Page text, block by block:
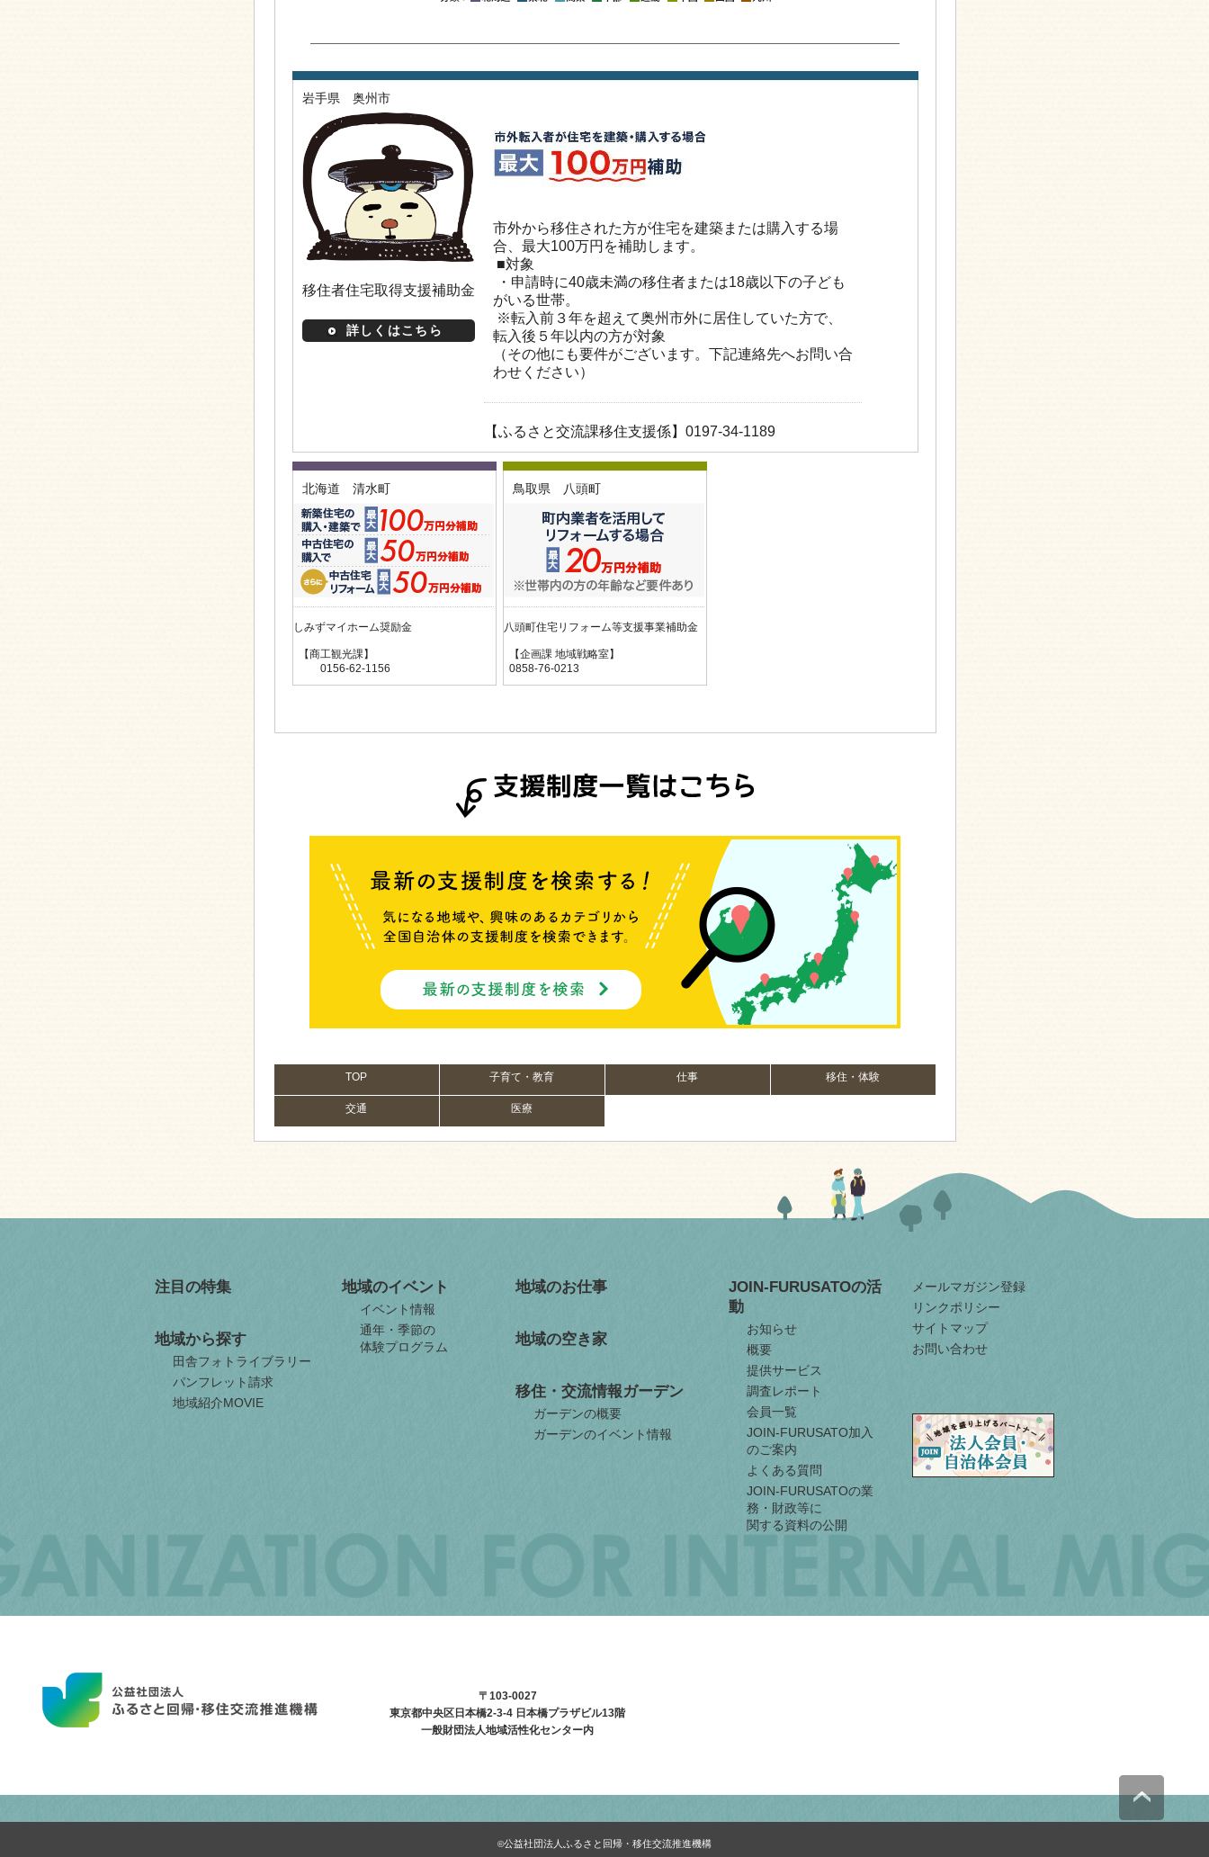
岩手県 奥州市
移住者住宅取得支援補助金
詳しくはこちら
市外から移住された方が住宅を建築または購入する場
合、最大100万円を補助します。
■対象
・申請時に40歳未満の移住者または18歳以下の子ども
がいる世帯。
※転入前３年を超えて奥州市外に居住していた方で、
転入後５年以内の方が対象
（その他にも要件がございます。下記連絡先へお問い合
わせください）
【ふるさと交流課移住支援係】0197-34-1189
北海道 清水町
しみずマイホーム奨励金
【商工観光課】
0156-62-1156
鳥取県 八頭町
八頭町住宅リフォーム等支援事業補助金
【企画課 地域戦略室】
0858-76-0213
TOP 子育て・教育 仕事 移住・体験
交通 医療
注目の特集
地域から探す
田舎フォトライブラリー
パンフレット請求
地域紹介MOVIE
地域のイベント
イベント情報
通年・季節の
体験プログラム
地域のお仕事
地域の空き家
移住・交流情報ガーデン
ガーデンの概要
ガーデンのイベント情報
JOIN-FURUSATOの活
動
お知らせ
概要
提供サービス
調査レポート
会員一覧
JOIN-FURUSATO加入
のご案内
よくある質問
JOIN-FURUSATOの業
務・財政等に
関する資料の公開
メールマガジン登録
リンクポリシー
サイトマップ
お問い合わせ
JAPAN
ORGANIZATION
FOR
INTERNAL
〒103-0027
東京都中央区日本橋2-3-4 日本橋プラザビル13階
一般財団法人地域活性化センター内
©公益社団法人ふるさと回帰・移住交流推進機構